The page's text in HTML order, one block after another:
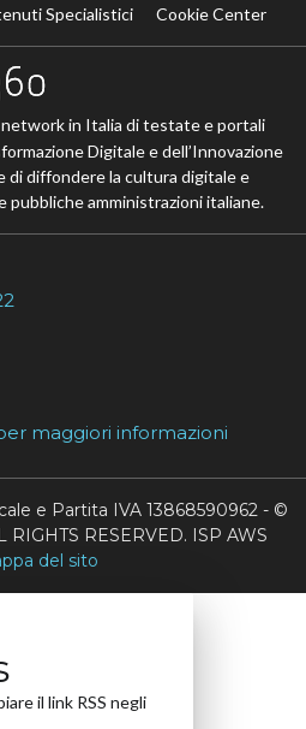
Specialistici
Cookie Center
network in Italia di testate e portali
Digitale e dell’Innovazione
di diffondere la cultura digitale e
pubbliche amministrazioni italiane.
maggiori informazioni
e Partita IVA 13868590962 - ©
RESERVED. ISP AWS
del sito
il link RSS negli